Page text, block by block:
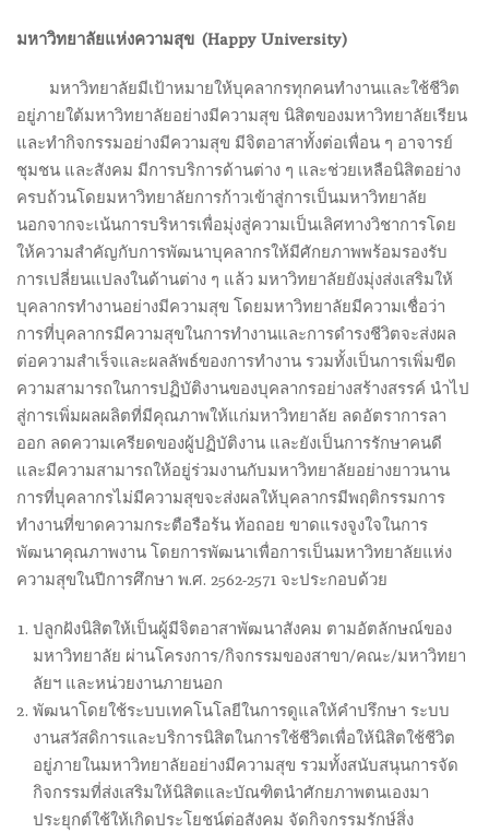
มหาวิทยาลัยแห่งความสุข (Happy University)
มหาวิทยาลัยมีเป้าหมายให้บุคลากรทุกคนทำงานและใช้ชีวิต
อยู่ภายใต้มหาวิทยาลัยอย่างมีความสุข นิสิตของมหาวิทยาลัยเรียน
และทำกิจกรรมอย่างมีความสุข มีจิตอาสาทั้งต่อเพื่อน ๆ อาจารย์
ชุมชน และสังคม มีการบริการด้านต่าง ๆ และช่วยเหลือนิสิตอย่าง
ครบถ้วนโดยมหาวิทยาลัยการก้าวเข้าสู่การเป็นมหาวิทยาลัย
นอกจากจะเน้นการบริหารเพื่อมุ่งสู่ความเป็นเลิศทางวิชาการโดย
ให้ความสำคัญกับการพัฒนาบุคลากรให้มีศักยภาพพร้อมรองรับ
การเปลี่ยนแปลงในด้านต่าง ๆ แล้ว มหาวิทยาลัยยังมุ่งส่งเสริมให้
บุคลากรทำงานอย่างมีความสุข โดยมหาวิทยาลัยมีความเชื่อว่า
การที่บุคลากรมีความสุขในการทำงานและการดำรงชีวิตจะส่งผล
ต่อความสำเร็จและผลลัพธ์ของการทำงาน รวมทั้งเป็นการเพิ่มขีด
ความสามารถในการปฏิบัติงานของบุคลากรอย่างสร้างสรรค์ นำไป
สู่การเพิ่มผลผลิตที่มีคุณภาพให้แก่มหาวิทยาลัย ลดอัตราการลา
ออก ลดความเครียดของผู้ปฏิบัติงาน และยังเป็นการรักษาคนดี
และมีความสามารถให้อยู่ร่วมงานกับมหาวิทยาลัยอย่างยาวนาน
การที่บุคลากรไม่มีความสุขจะส่งผลให้บุคลากรมีพฤติกรรมการ
ทำงานที่ขาดความกระตือรือร้น ท้อถอย ขาดแรงจูงใจในการ
พัฒนาคุณภาพงาน โดยการพัฒนาเพื่อการเป็นมหาวิทยาลัยแห่ง
ความสุขในปีการศึกษา พ.ศ. 2562-2571 จะประกอบด้วย
ปลูกฝังนิสิตให้เป็นผู้มีจิตอาสาพัฒนาสังคม ตามอัตลักษณ์ของ
มหาวิทยาลัย ผ่านโครงการ/กิจกรรมของสาขา/คณะ/มหาวิทยา
ลัยฯ และหน่วยงานภายนอก
พัฒนาโดยใช้ระบบเทคโนโลยีในการดูแลให้คำปรึกษา ระบบ
งานสวัสดิการและบริการนิสิตในการใช้ชีวิตเพื่อให้นิสิตใช้ชีวิต
อยู่ภายในมหาวิทยาลัยอย่างมีความสุข รวมทั้งสนับสนุนการจัด
กิจกรรมที่ส่งเสริมให้นิสิตและบัณฑิตนำศักยภาพตนเองมา
ประยุกต์ใช้ให้เกิดประโยชน์ต่อสังคม จัดกิจกรรมรักษ์สิ่ง